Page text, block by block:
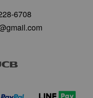
6708